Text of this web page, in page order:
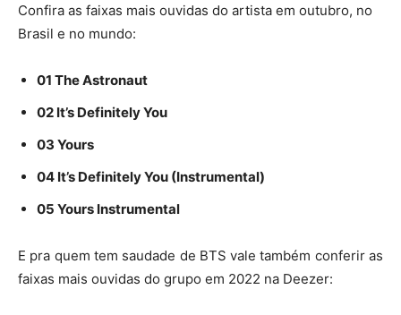
Confira as faixas mais ouvidas do artista em outubro, no
Brasil e no mundo:
01 The Astronaut
02 It’s Definitely You
03 Yours
04 It’s Definitely You (Instrumental)
05 Yours Instrumental
E pra quem tem saudade de BTS vale também conferir as
faixas mais ouvidas do grupo em 2022 na Deezer: